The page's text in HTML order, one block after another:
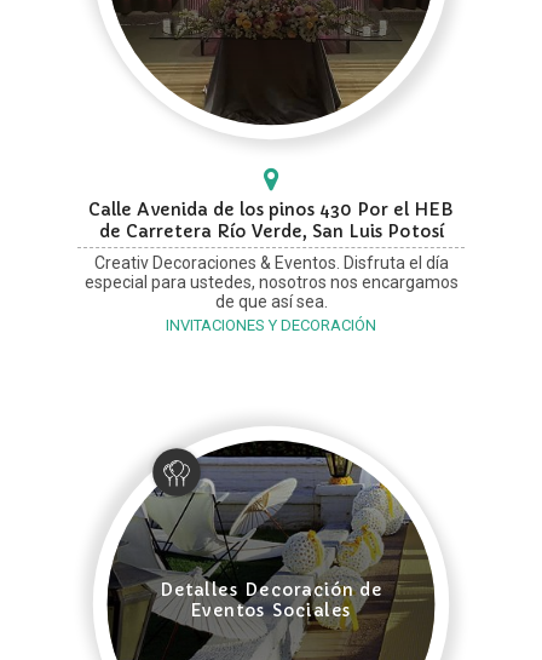
Calle Avenida de los pinos 430 Por el HEB
de Carretera Río Verde, San Luis Potosí
Creativ Decoraciones & Eventos. Disfruta el día
especial para ustedes, nosotros nos encargamos
de que así sea.
INVITACIONES Y DECORACIÓN
Detalles Decoración de
Eventos Sociales